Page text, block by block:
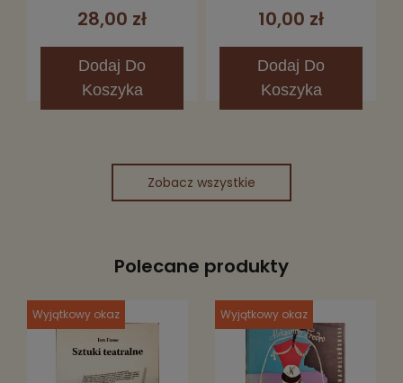
28,00 zł
Dodaj Do
Koszyka
10,00 zł
Dodaj Do
Koszyka
Zobacz wszystkie
Polecane produkty
Wyjątkowy okaz Wyjątkowy okaz